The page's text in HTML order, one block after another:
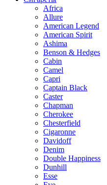
Africa
Allure
American Legend
American Spirit
Ashima
Benson & Hedges
Cabin
Camel
Capri
Captain Black
Caster
Chapman
Cherokee
Chesterfield
Cigaronne
Davidoff
Denim
Double Happiness
Dunhill
Esse